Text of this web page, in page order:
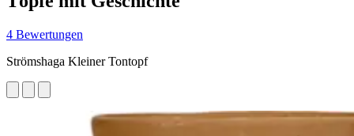
4 Bewertungen
Strömshaga Kleiner Tontopf